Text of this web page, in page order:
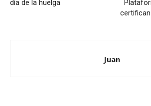
día de la huelga
Juan